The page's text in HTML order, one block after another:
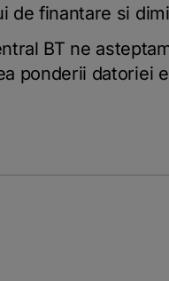
de finantare si
BT ne
ponderii datoriei